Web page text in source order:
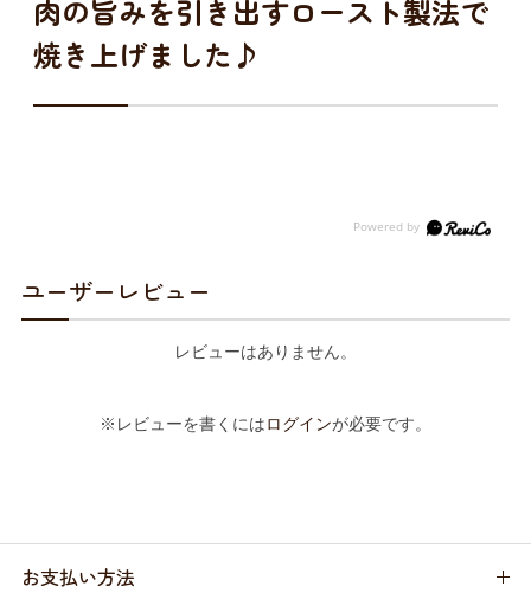
肉の旨みを引き出すロースト製法で
焼き上げました♪
ユーザーレビュー
レビューはありません。
※レビューを書くにはログインが必要です。
お支払い方法